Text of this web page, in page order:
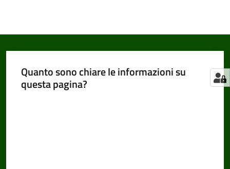
Quanto sono chiare le informazioni su
questa pagina?